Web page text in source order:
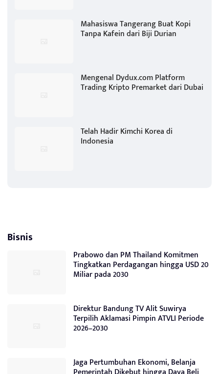
Mahasiswa Tangerang Buat Kopi
Tanpa Kafein dari Biji Durian
Mengenal Dydux.com Platform
Trading Kripto Premarket dari Dubai
Telah Hadir Kimchi Korea di
Indonesia
Bisnis
Prabowo dan PM Thailand Komitmen
Tingkatkan Perdagangan hingga USD 20
Miliar pada 2030
Direktur Bandung TV Alit Suwirya
Terpilih Aklamasi Pimpin ATVLI Periode
2026–2030
Jaga Pertumbuhan Ekonomi, Belanja